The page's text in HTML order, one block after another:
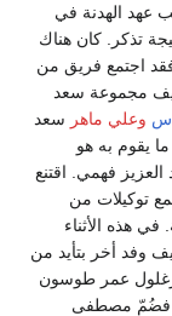
عهد الهدنة في
دون نتيجة تذكر. كان هناك
اجتمع فريق من
مجموعة سعد
وعلي ماهر سعد
يقوم به هو
العزيز فهمي. اقتنع
توكيلات من
هذه الأثناء
وفد أخر بتأيد من
زغلول عمر طوسون
فضُمّ مصطفى